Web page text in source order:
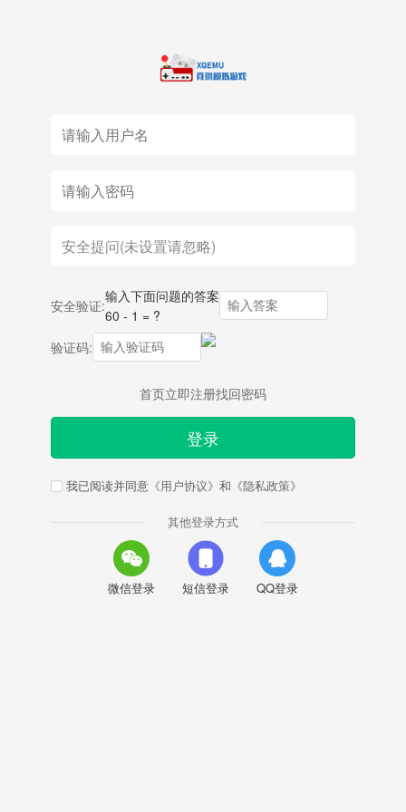
安全验证:
输入下面问题的答案
60 - 1 = ?
验证码:
首页立即注册找回密码
登录
我已阅读并同意 《用户协议》 和 《隐私政策》
其他登录方式
微信登录 短信登录 QQ登录